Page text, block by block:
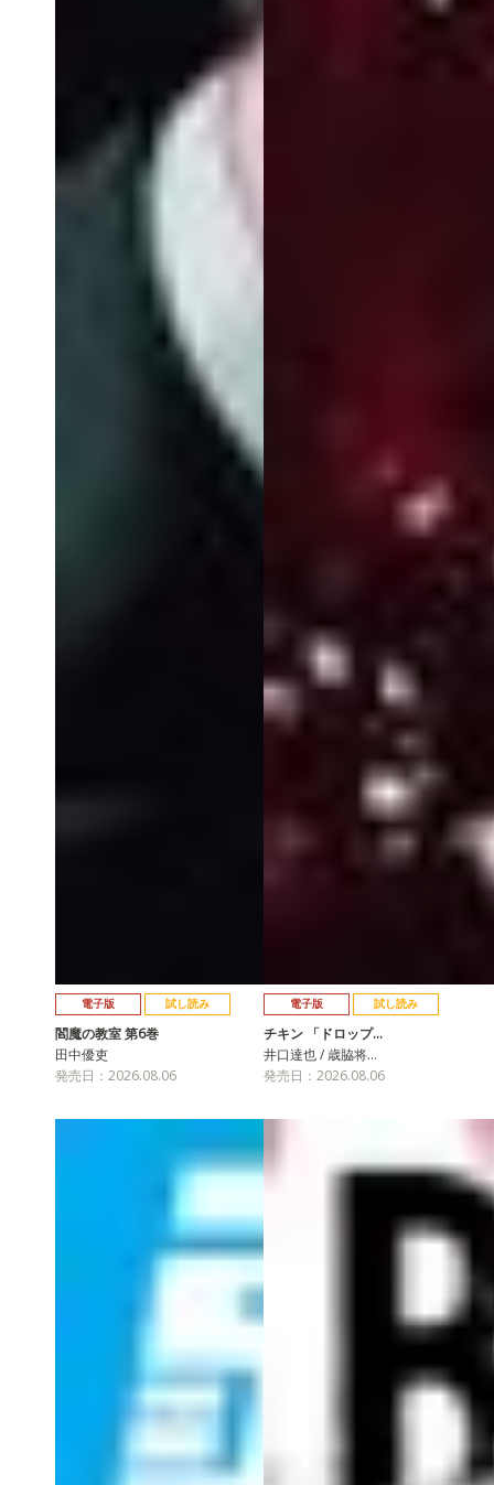
電子版 試し読み
閻魔の教室 第6巻
田中優吏
発売日：2026.08.06
電子版 試し読み
チキン 「ドロップ…
井口達也 / 歳脇将…
発売日：2026.08.06